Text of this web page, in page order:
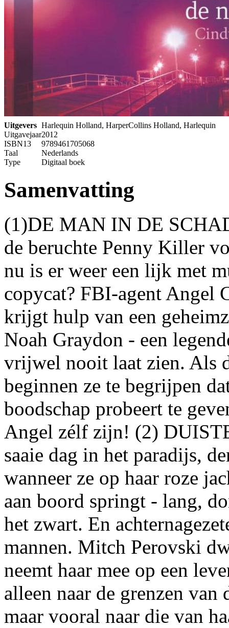
Uitgevers Harlequin Holland, HarperCollins Holland, Harlequin
Uitgavejaar2012
ISBN13
9789461705068
Taal
Nederlands
Type
Digitaal boek
Samenvatting
(1)DE MAN IN DE
de beruchte Penny Killer
nu is er weer een lijk met
copycat? FBI-agent Angel
krijgt hulp van een
Noah Graydon - een
vrijwel nooit laat zien. Als
beginnen ze te begrijpen
boodschap probeert te
Angel zélf zijn! (2)
saaie dag in het paradijs,
wanneer ze op haar roze
aan boord springt - lang,
het zwart. En
mannen. Mitch Perovski
neemt haar mee op een
alleen naar de grenzen van
maar vooral naar die van